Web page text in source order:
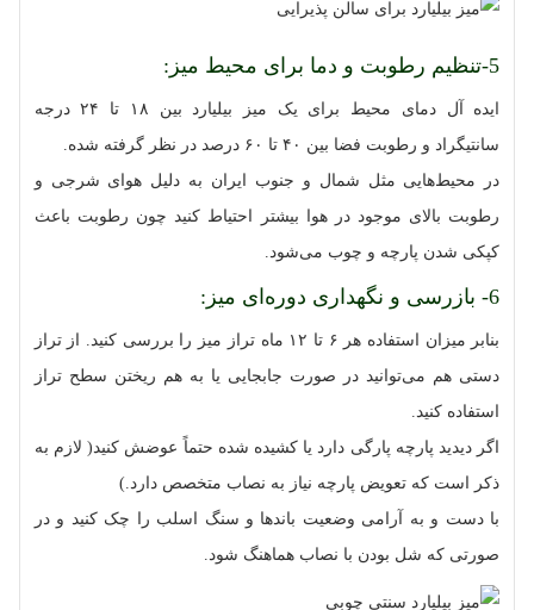
5-تنظیم رطوبت و دما برای محیط میز:
ایده آل دمای محیط برای یک میز بیلیارد بین ۱۸ تا ۲۴ درجه
سانتیگراد و رطوبت فضا بین ۴۰ تا ۶۰ درصد در نظر گرفته شده.
در محیط‌هایی مثل شمال و جنوب ایران به دلیل هوای شرجی و
رطوبت بالای موجود در هوا بیشتر احتیاط کنید چون رطوبت باعث
کپکی شدن پارچه و چوب می‌شود.
6- بازرسی و نگهداری دوره‌ای میز:
بنابر میزان استفاده هر ۶ تا ۱۲ ماه تراز میز را بررسی کنید. از تراز
دستی هم می‌توانید در صورت جابجایی یا به هم ریختن سطح تراز
استفاده کنید.
اگر دیدید پارچه پارگی دارد یا کشیده شده حتماً عوضش کنید( لازم به
ذکر است که تعویض پارچه نیاز به نصاب متخصص دارد.)
با دست و به آرامی وضعیت باندها و سنگ اسلب را چک کنید و در
صورتی که شل بودن با نصاب هماهنگ شود.